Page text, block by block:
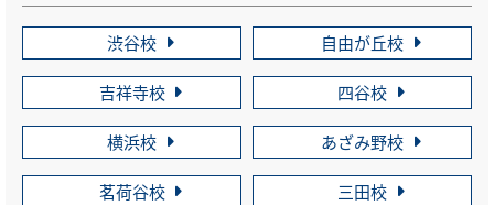
渋谷校 自由が丘校
吉祥寺校 四谷校
横浜校 あざみ野校
茗荷谷校 三田校